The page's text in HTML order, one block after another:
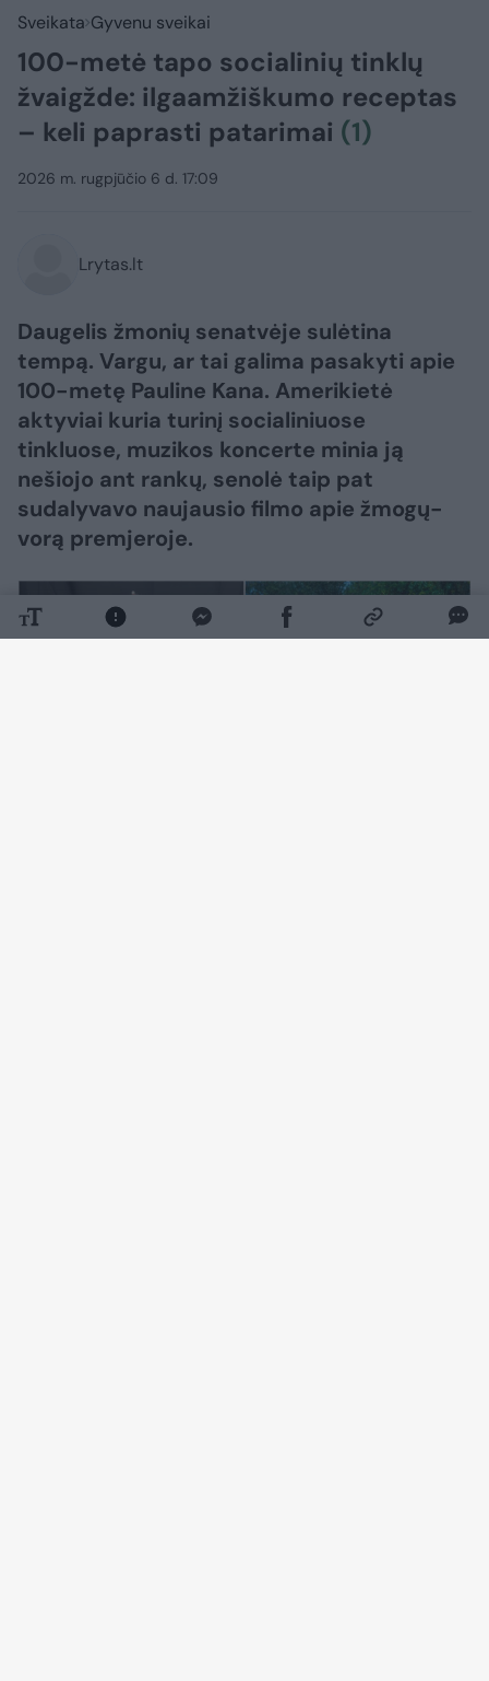
Sveikata Gyvenu sveikai
100-metė tapo socialinių tinklų
žvaigžde: ilgaamžiškumo receptas
– keli paprasti patarimai (1)
2026 m. rugpjūčio 6 d. 17:09
Lrytas.lt
Daugelis žmonių senatvėje sulėtina
tempą. Vargu, ar tai galima pasakyti apie
100-metę Pauline Kana. Amerikietė
aktyviai kuria turinį socialiniuose
tinkluose, muzikos koncerte minia ją
nešiojo ant rankų, senolė taip pat
sudalyvavo naujausio filmo apie žmogų-
vorą premjeroje.